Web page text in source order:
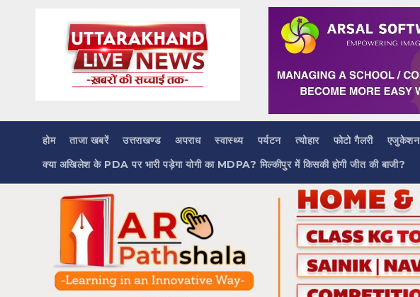
होम ताजा खबरें उत्तराखण्ड अपराध स्वास्थ्य पर्यटन त्योहार फोटो गैलरी एजुकेशन
क्या अखिलेश के PDA पर भारी पड़ेगा योगी का MDPA? मिल्कीपुर में किसकी होगी जीत की बाजी?